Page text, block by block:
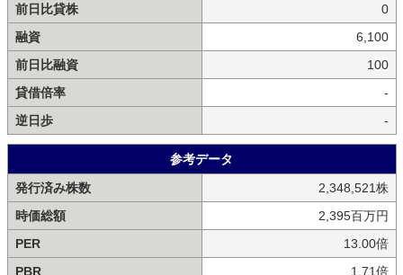
前日比貸株
0
融資
6,100
前日比融資
100
貸借倍率
-
逆日歩
-
参考データ
発行済み株数
2,348,521株
時価総額
2,395百万円
PER
13.00倍
PBR
1.71倍